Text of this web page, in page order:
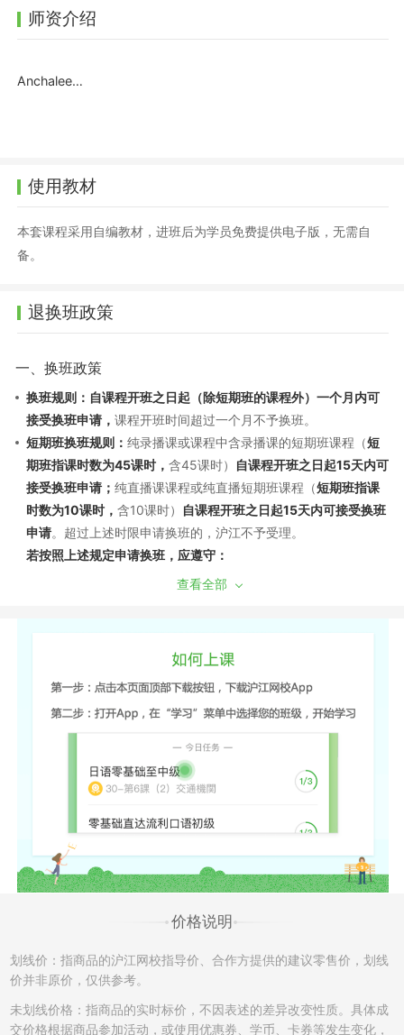
师资介绍
Anchalee老师
使用教材
本套课程采用自编教材，进班后为学员免费提供电子版，无需自
备。
退换班政策
一、换班政策
换班规则：自课程开班之日起（除短期班的课程外）一个月内可
接受换班申请， 课程开班时间超过一个月不予换班。
短期班换班规则： 纯录播课或课程中含录播课的短期班课程（短
期班指课时数为45课时， 含45课时）
自课程开班之日起15天内可
接受换班申请； 纯直播课课程或纯直播短期班课程（短期班指课
时数为10课时， 含10课时）
自课程开班之日起15天内可接受换班
申请。超过上述时限申请换班的，沪江不予受理。
若按照上述规定申请换班，应遵守：
（1）换班需经过学员申请和沪江审批，换班差价需遵循现行售后
（2）如产生课程换班，开通课程时使用消耗的学习卡/优惠券将
不能再次使用，亦不能在置换的班级中进行抵扣课程费用。
（3）开通的课程只有一次换班机会，已申请并成功更换的课程不
再接受换班申请。另外，成功换班后的课程，不再享有申请退班
的权利。例如A课程-->B课程，B课程不能再次申请更换和退班。
（4）更换课程中，若申请由课程费用低的班级换至为课程费用高
的发票；若换班申请是从课程费用高的班级换至课程费用低的班
级，学员须将已开出的发票寄回，收到后方可申请换班，发票寄
回费用由学员自行承担。
签约班，自课程开班之日起第8天不接受换班申请。
七天无忧退班：
产生听课记录，可申请7天无忧退班且无须支付额外手续费。若上
查看全部
价格说明
划线价：指商品的沪江网校指导价、合作方提供的建议零售价，划线
价并非原价，仅供参考。
未划线价格：指商品的实时标价，不因表述的差异改变性质。具体成
交价格根据商品参加活动，或使用优惠券、学币、卡券等发生变化，